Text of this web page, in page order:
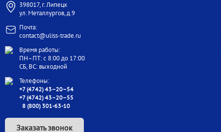
398017, г. Липецк
ул. Металлургов, д.9
Почта:
contact@uliss-trade.ru
Время работы:
ПН–ПТ: с 8:00 до 17:00
СБ, ВС: выходной
Телефоны:
+7 (4742) 43–20–54
+7 (4742) 43–20–55
8 (800) 301-63-10
Заказать звонок